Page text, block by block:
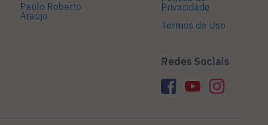
Paulo Roberto
Araújo
Privacidade
Termos de Uso
Redes Sociais